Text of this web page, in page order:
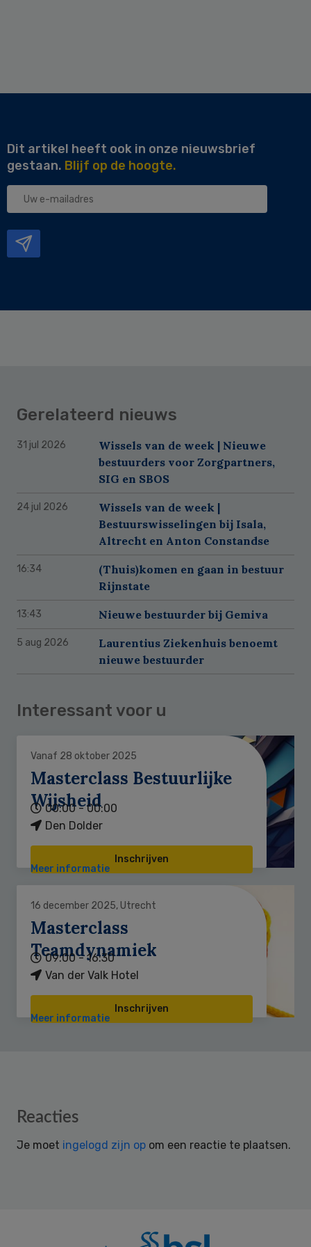
Dit artikel heeft ook in onze nieuwsbrief
gestaan. Blijf op de hoogte.
Uw
Gerelateerd nieuws
31 jul 2026
Wissels van de week | Nieuwe
bestuurders voor Zorgpartners,
SIG en SBOS
24 jul 2026
Wissels van de week |
Bestuurswisselingen bij Isala,
Altrecht en Anton Constandse
16:34
(Thuis)komen en gaan in bestuur
Rijnstate
13:43 Nieuwe bestuurder bij Gemiva
5 aug 2026
Laurentius Ziekenhuis benoemt
nieuwe bestuurder
Interessant voor u
Vanaf 28 oktober 2025
Masterclass Bestuurlijke
Wijsheid
00:00 - 00:00
Den Dolder
Inschrijven
Meer informatie
16 december 2025, Utrecht
Masterclass
Teamdynamiek
09:00 - 16:30
Van der Valk Hotel
Inschrijven
Meer informatie
Reader
Reacties
Je moet ingelogd zijn op om een reactie te plaatsen.